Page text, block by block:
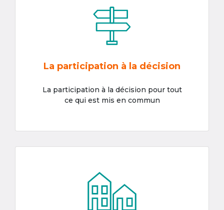
La participation à la décision
La participation à la décision pour tout
ce qui est mis en commun